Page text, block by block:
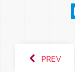
PREV